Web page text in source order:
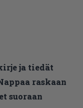
ja tiedät
raskaan
suoraan